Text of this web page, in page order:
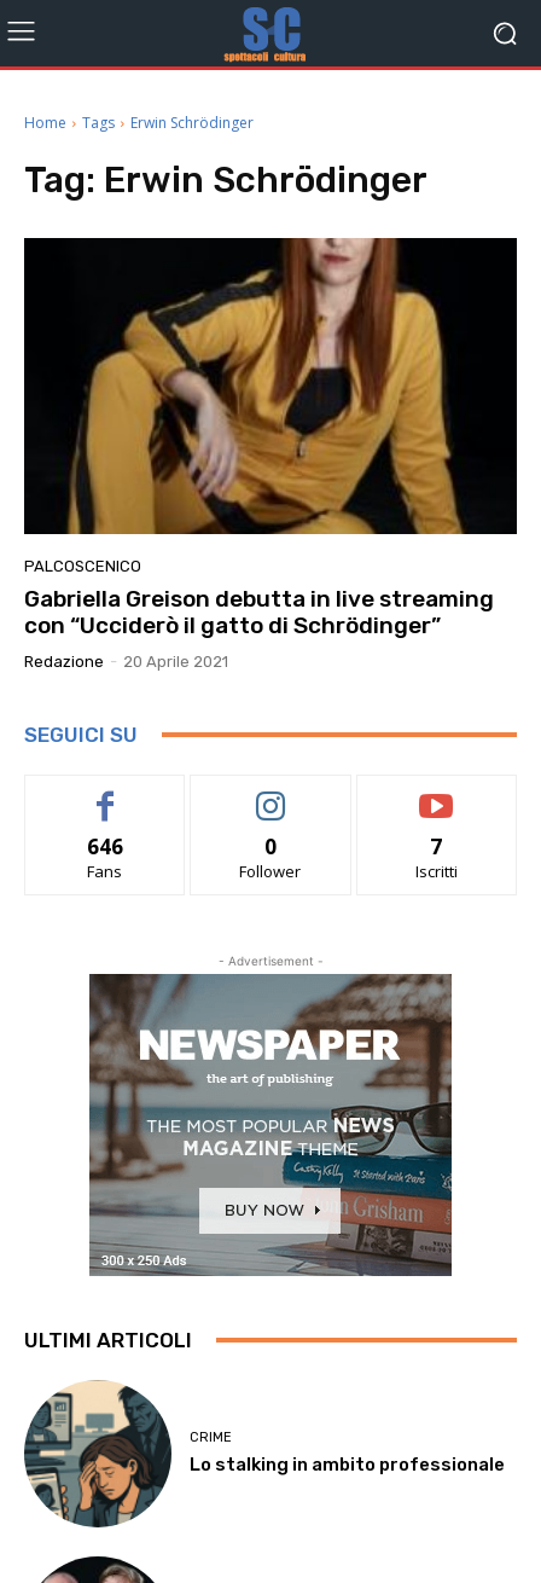
Home Tags Erwin Schrödinger
Tag: Erwin Schrödinger
PALCOSCENICO
Gabriella Greison debutta in live streaming
con “Ucciderò il gatto di Schrödinger”
Redazione - 20 Aprile 2021
SEGUICI SU
646
Fans
0
Follower
7
Iscritti
- Advertisement -
ULTIMI ARTICOLI
CRIME
Lo stalking in ambito professionale